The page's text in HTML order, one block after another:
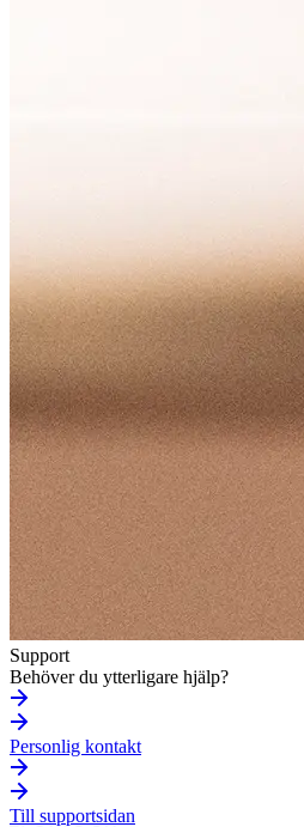
Support
Behöver du ytterligare hjälp?
Personlig kontakt
Till supportsidan